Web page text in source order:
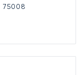
75008